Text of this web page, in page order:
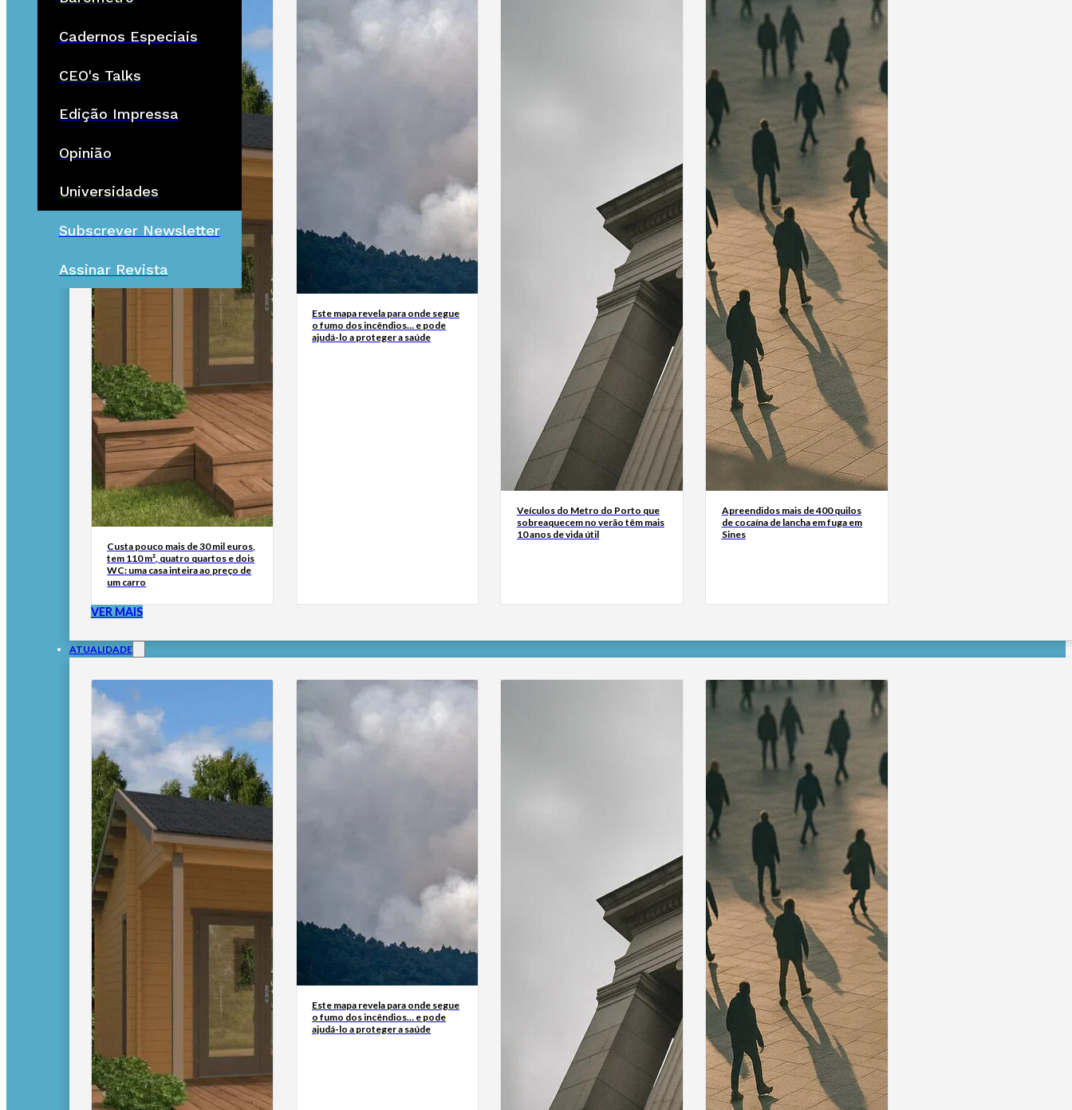
Cadernos Especiais
CEO's Talks
Edição Impressa
Opinião
Universidades
Subscrever Newsletter
Assinar Revista
Custa pouco mais de 30 mil euros,
tem 110 m², quatro quartos e dois
WC: uma casa inteira ao preço de
um carro
Este mapa revela para onde segue
o fumo dos incêndios… e pode
ajudá-lo a proteger a saúde
Veículos do Metro do Porto que
sobreaquecem no verão têm mais
10 anos de vida útil
Apreendidos mais de 400 quilos
de cocaína de lancha em fuga em
Sines
VER MAIS
ATUALIDADE
Este mapa revela para onde segue
o fumo dos incêndios… e pode
ajudá-lo a proteger a saúde